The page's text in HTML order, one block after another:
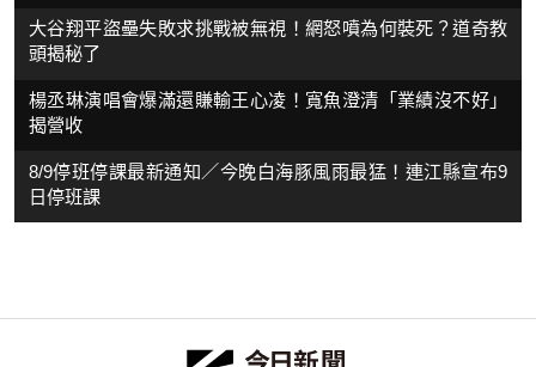
大谷翔平盜壘失敗求挑戰被無視！網怒噴為何裝死？道奇教
頭揭秘了
楊丞琳演唱會爆滿還賺輸王心凌！寬魚澄清「業績沒不好」
揭營收
8/9停班停課最新通知／今晚白海豚風雨最猛！連江縣宣布9
日停班課